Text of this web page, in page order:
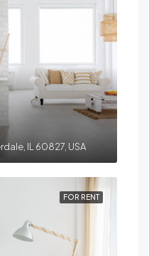
IL 60827, USA
FOR RENT